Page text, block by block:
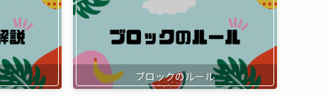
ブロックのルール